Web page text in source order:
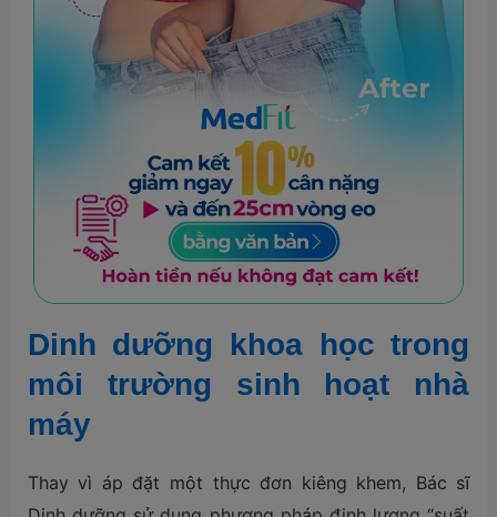
Dinh dưỡng khoa học trong
môi trường sinh hoạt nhà
máy
Thay vì áp đặt một thực đơn kiêng khem, Bác sĩ